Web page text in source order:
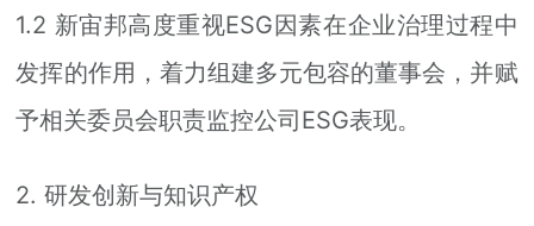
1.2 新宙邦高度重视ESG因素在企业治理过程中
发挥的作用，着力组建多元包容的董事会，并赋
予相关委员会职责监控公司ESG表现。
2. 研发创新与知识产权